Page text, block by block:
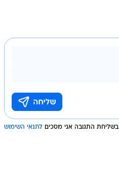
בשליחת התגובה אני מסכים לתנאי השימוש